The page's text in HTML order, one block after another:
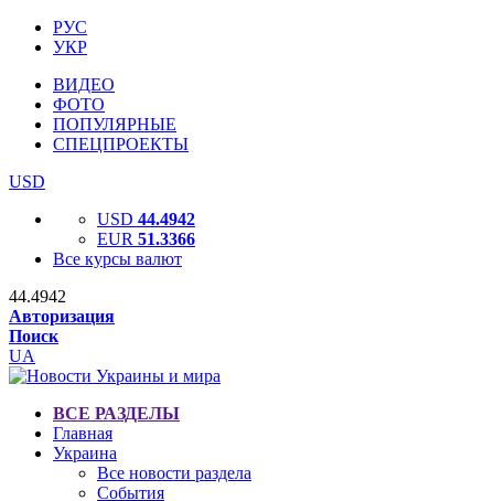
РУС
УКР
ВИДЕО
ФОТО
ПОПУЛЯРНЫЕ
СПЕЦПРОЕКТЫ
USD
USD 44.4942
EUR 51.3366
Все курсы валют
44.4942
Авторизация
Поиск
UA
ВСЕ РАЗДЕЛЫ
Главная
Украина
Все новости раздела
События